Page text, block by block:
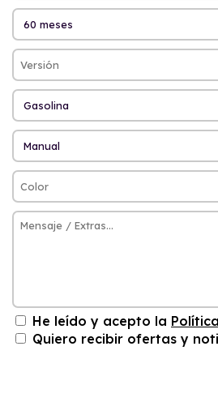
He leído y acepto la
Quiero recibir ofertas y